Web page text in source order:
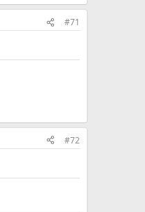
#71
#72